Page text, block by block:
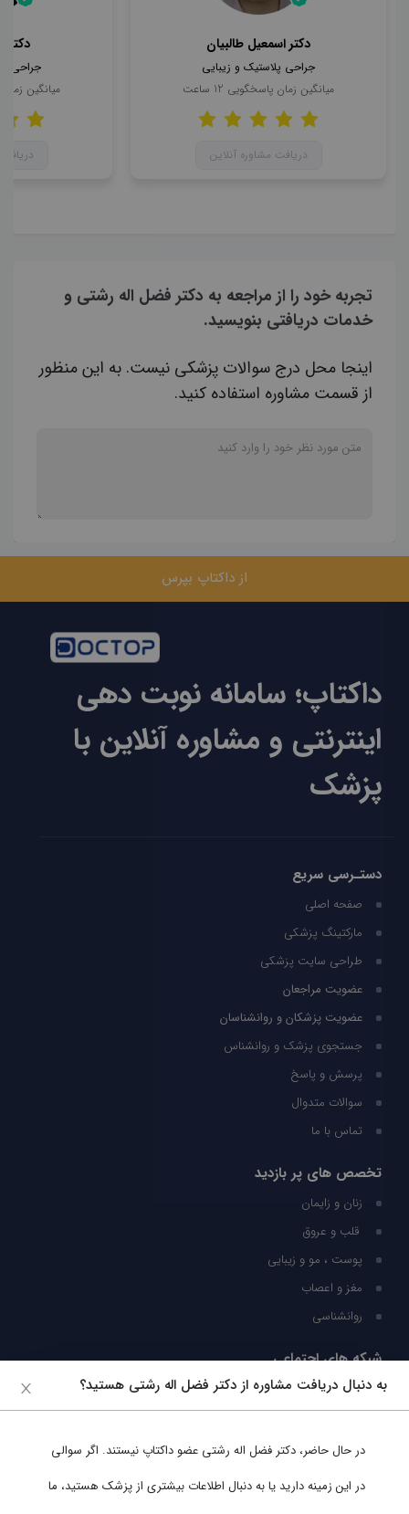
دکتر اسمعیل طالبیان
جراحی پلاستیک و زیبایی
میانگین زمان پاسخگویی 12 ساعت
دریافت مشاوره آنلاین
دکتر
جراحی
میانگین
تجربه خود را از مراجعه به دکتر فضل اله رشتی و
خدمات دریافتی بنویسید.
اینجا محل درج سوالات پزشکی نیست. به این منظور
از قسمت مشاوره استفاده کنید.
از داکتاپ بپرس
داکتاپ؛ سامانه نوبت دهی
اینترنتی و مشاوره آنلاین با
پزشک
دستـرسی سریع
صفحه اصلی
مارکتینگ پزشکی
طراحی سایت پزشکی
عضویت مراجعان
عضویت پزشکان و روانشناسان
جستجوی پزشک و روانشناس
پرسش و پاسخ
سوالات متدوال
تماس با ما
تخصص های پر بازدید
زنان و زایمان
قلب و عروق
پوست ، مو و زیبایی
مغز و اعصاب
روانشناسی
شبکه های اجتماعی
ما را در شبکه های اجتماعی دنبال کنید
به دنبال دریافت مشاوره از دکتر فضل اله رشتی هستید؟
در حال حاضر، دکتر فضل اله رشتی عضو داکتاپ نیستند. اگر سوالی
در این زمینه دارید یا به دنبال اطلاعات بیشتری از پزشک هستید، ما